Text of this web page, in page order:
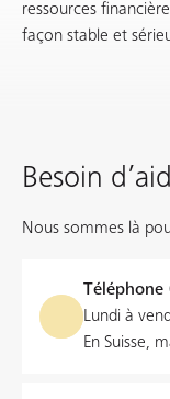
ressources
façon stable et
Besoin
Nous sommes là
Téléphone
Lundi à
En Suisse,